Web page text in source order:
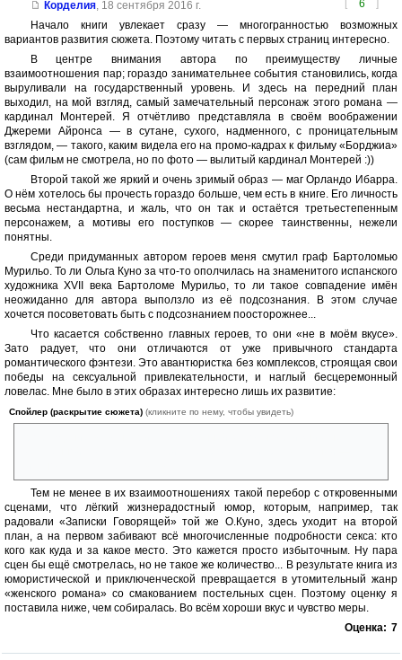
6
Корделия, 18 сентября 2016 г.
Начало книги увлекает сразу — многогранностью возможных
вариантов развития сюжета. Поэтому читать с первых страниц интересно.
В центре внимания автора по преимуществу личные
взаимоотношения пар; гораздо занимательнее события становились, когда
выруливали на государственный уровень. И здесь на передний план
выходил, на мой взгляд, самый замечательный персонаж этого романа —
кардинал Монтерей. Я отчётливо представляла в своём воображении
Джереми Айронса — в сутане, сухого, надменного, с проницательным
взглядом, — такого, каким видела его на промо-кадрах к фильму «Борджиа»
(сам фильм не смотрела, но по фото — вылитый кардинал Монтерей :))
Второй такой же яркий и очень зримый образ — маг Орландо Ибарра.
О нём хотелось бы прочесть гораздо больше, чем есть в книге. Его личность
весьма нестандартна, и жаль, что он так и остаётся третьестепенным
персонажем, а мотивы его поступков — скорее таинственны, нежели
понятны.
Среди придуманных автором героев меня смутил граф Бартоломью
Мурильо. То ли Ольга Куно за что-то ополчилась на знаменитого испанского
художника XVII века Бартоломе Мурильо, то ли такое совпадение имён
неожиданно для автора выползло из её подсознания. В этом случае
хочется посоветовать быть с подсознанием поосторожнее...
Что касается собственно главных героев, то они «не в моём вкусе».
Зато радует, что они отличаются от уже привычного стандарта
романтического фэнтези. Это авантюристка без комплексов, строящая свои
победы на сексуальной привлекательности, и наглый бесцеремонный
ловелас. Мне было в этих образах интересно лишь их развитие:
Спойлер (раскрытие сюжета) (кликните по нему, чтобы увидеть)
Тем не менее в их взаимоотношениях такой перебор с откровенными
сценами, что лёгкий жизнерадостный юмор, которым, например, так
радовали «Записки Говорящей» той же О.Куно, здесь уходит на второй
план, а на первом забивают всё многочисленные подробности секса: кто
кого как куда и за какое место. Это кажется просто избыточным. Ну пара
сцен бы ещё смотрелась, но не такое же количество... В результате книга из
юмористической и приключенческой превращается в утомительный жанр
«женского романа» со смакованием постельных сцен. Поэтому оценку я
поставила ниже, чем собиралась. Во всём хороши вкус и чувство меры.
Оценка: 7